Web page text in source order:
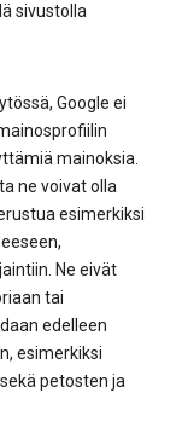
sivustolla
Google ei
mainoksia.
ne voivat olla
esimerkiksi
Ne eivät
tai
edelleen
esimerkiksi
petosten ja